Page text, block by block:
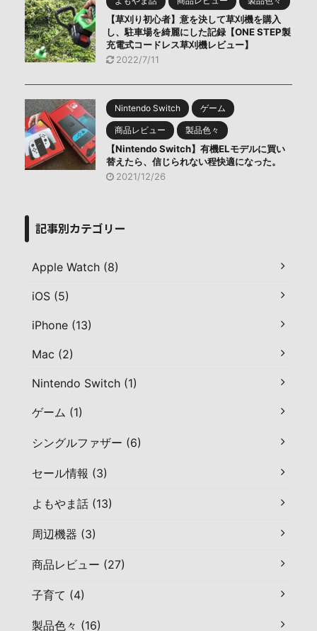
【草刈り初心者】意を決して草刈機を購入
し、駐車場を綺麗にした記録【ONE STEP製
充電式コードレス草刈機レビュー】
2022/7/11
Nintendo Switch ゲーム
商品レビュー 製品色々
【Nintendo Switch】有機ELモデルに買い
替えたら、信じられない程快適になった。
2021/12/26
記事別カテゴリー
Apple Watch (8)
iOS (5)
iPhone (13)
Mac (2)
Nintendo Switch (1)
ゲーム (1)
シングルファザー (6)
セール情報 (3)
よもやま話 (13)
周辺機器 (3)
商品レビュー (27)
子育て (4)
製品色々 (16)